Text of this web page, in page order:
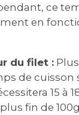
ce
en
du filet :
de cuisson
15 à
fin de